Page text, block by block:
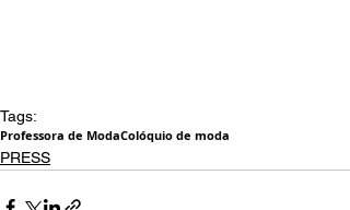
Tags:
Professora de ModaColóquio de moda
PRESS